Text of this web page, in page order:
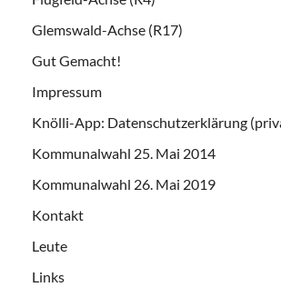
Glemswald-Achse (R17)
Gut Gemacht!
Impressum
Knölli-App: Datenschutzerklärung
Kommunalwahl 25. Mai 2014
Kommunalwahl 26. Mai 2019
Kontakt
Leute
Links